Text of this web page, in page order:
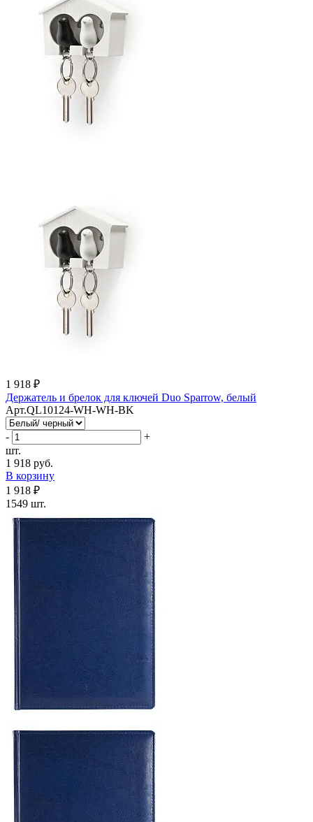
1 918 ₽
Держатель и брелок для ключей Duo Sparrow, белый
Арт.QL10124-WH-WH-BK
-
+
шт.
1 918 руб.
В корзину
1 918 ₽
1549 шт.